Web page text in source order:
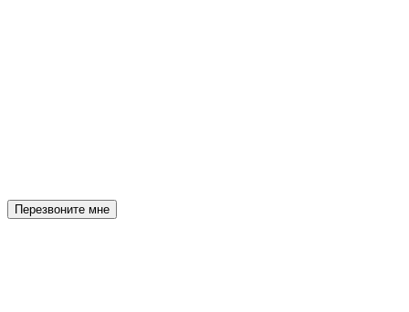
Перезвоните мне